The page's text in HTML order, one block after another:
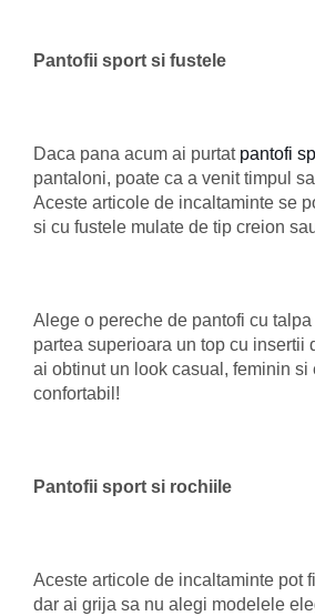
Pantofii sport si fustele
Daca pana acum ai purtat pantofi
pantaloni, poate ca a venit timpul
Aceste articole de incaltaminte se
si cu fustele mulate de tip creion
Alege o pereche de pantofi cu
partea superioara un top cu insertii
ai obtinut un look casual, feminin si
confortabil!
Pantofii sport si rochiile
Aceste articole de incaltaminte pot
dar ai grija sa nu alegi modelele